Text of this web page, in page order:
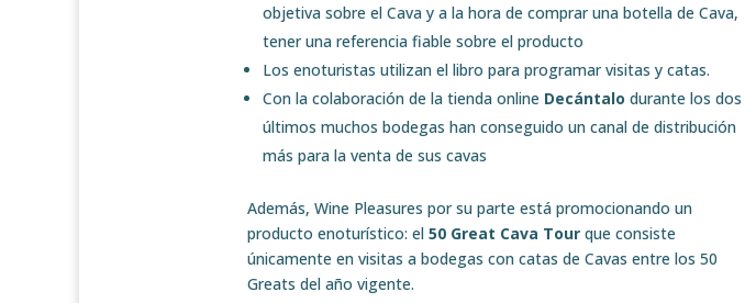
objetiva sobre el Cava y a la hora de comprar una botella de Cava,
tener una referencia fiable sobre el producto
Los enoturistas utilizan el libro para programar visitas y catas.
Con la colaboración de la tienda online Decántalo durante los dos
últimos muchos bodegas han conseguido un canal de distribución
más para la venta de sus cavas
Además, Wine Pleasures por su parte está promocionando un
producto enoturístico: el 50 Great Cava Tour que consiste
únicamente en visitas a bodegas con catas de Cavas entre los 50
Greats del año vigente.